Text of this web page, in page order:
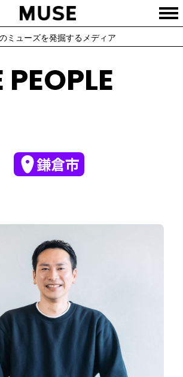
ミューズを発掘するメディア
鎌倉市